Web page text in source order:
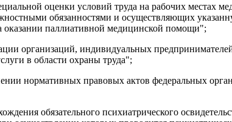
оценки условий труда на рабочих местах
обязанностями и осуществляющих
оказании паллиативной медицинской помощи";
организаций, индивидуальных
в области охраны труда";
нормативных правовых актов федеральных
обязательного психиатрического